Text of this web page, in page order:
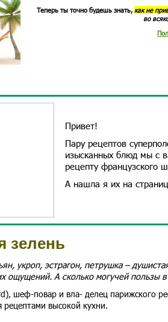
Теперь ты точно будешь знать, как не
во
Привет!
Пару рецептов
изысканных блюд мы с
рецепту французского
А нашла я их на
зелень
укроп, эстрагон, петрушка –
ощущений. А сколько могучей пользы в
шеф-повар и вла- делец парижского
рецептами высокой кухни.